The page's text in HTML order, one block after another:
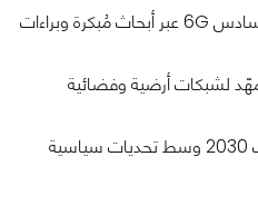
تقود هواوي سباق الجيل السادس 6G عبر أبحاث مُبكرة وبراءات
لشبكات أرضية وفضائية
الانتشار التجاري متوقع قرب 2030 وسط تحديات سياسية